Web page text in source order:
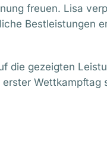
freuen. Lisa
Bestleistungen
die gezeigten
Wettkampftag